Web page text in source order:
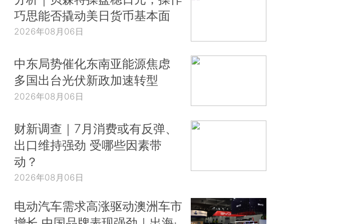
巧思能否撬动美日货币基本面
2026年08月06日
中东局势催化东南亚能源焦虑
多国出台光伏新政加速转型
2026年08月06日
财新调查｜7月消费或有反弹、
出口维持强劲 受哪些因素带
动？
2026年08月06日
电动汽车需求高涨驱动澳洲车市